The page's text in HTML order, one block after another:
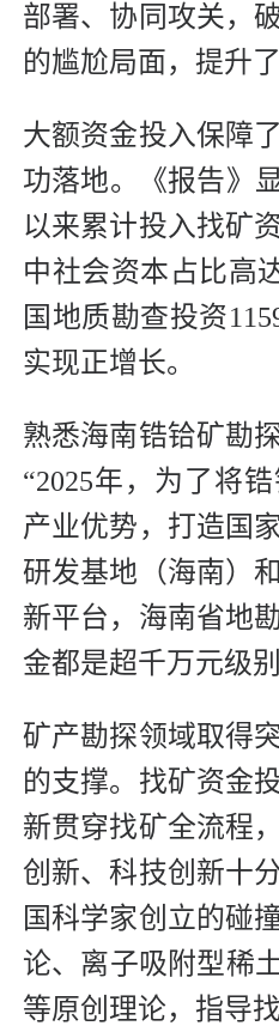
部署、协同攻关，
的尴尬局面，提升
大额资金投入保障
功落地。《报告》
以来累计投入找矿
中社会资本占比高
国地质勘查投资
实现正增长。
熟悉海南锆铪矿勘
“2025年，为了将
产业优势，打造国
研发基地（海南）
新平台，海南省地
金都是超千万元级
矿产勘探领域取得
的支撑。找矿资金
新贯穿找矿全流程
创新、科技创新十
国科学家创立的碰
论、离子吸附型稀
等原创理论，指导